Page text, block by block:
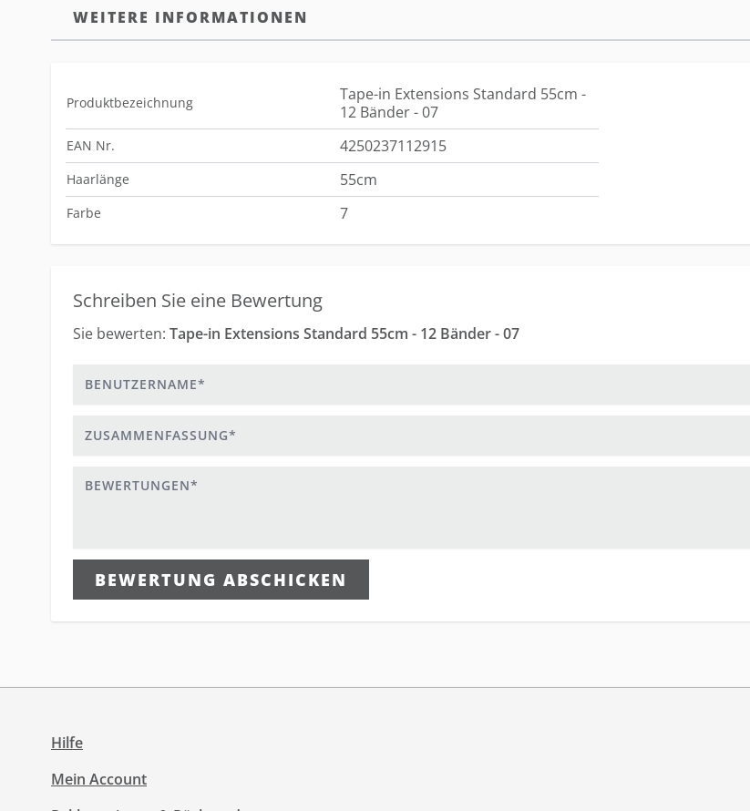
WEITERE INFORMATIONEN
Produktbezeichnung
Tape-in Extensions Standard 55cm -
12 Bänder - 07
EAN Nr. 4250237112915
Haarlänge 55cm
Farbe 7
Schreiben Sie eine Bewertung
Sie bewerten:
Tape-in Extensions Standard 55cm - 12 Bänder - 07
BEWERTUNG ABSCHICKEN
Hilfe
Mein Account